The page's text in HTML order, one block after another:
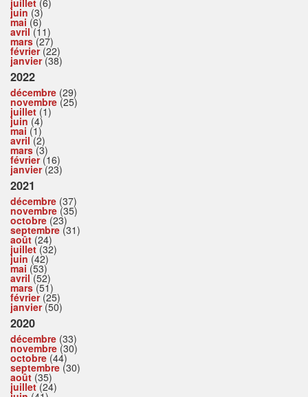
juillet(6)
juin (3)
mai (6)
avril(11)
mars(27)
février(22)
janvier(38)
2022
décembre (29)
novembre (25)
juillet (1)
juin (4)
mai (1)
avril(2)
mars(3)
février(16)
janvier(23)
2021
décembre (37)
novembre (35)
octobre (23)
septembre (31)
août (24)
juillet(32)
juin (42)
mai (53)
avril(52)
mars(51)
février(25)
janvier(50)
2020
décembre (33)
novembre (30)
octobre (44)
septembre (30)
août (35)
juillet(24)